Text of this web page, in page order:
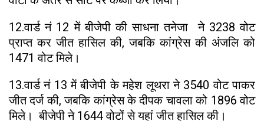
12.वार्ड नं 12 में बीजेपी की साधना तनेजा ने 3238 वोट
प्राप्त कर जीत हासिल की, जबकि कांग्रेस की अंजलि को
1471 वोट मिले।
13.वार्ड नं 13 में बीजेपी के महेश लूथरा ने 3540 वोट पाकर
जीत दर्ज की, जबकि कांग्रेस के दीपक चावला को 1896 वोट
मिले। बीजेपी ने 1644 वोटों से यहां जीत हासिल की।